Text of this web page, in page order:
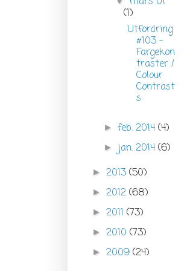
(1)
Utfordring
#103 -
Fargekon
traster /
Colour
Contrast
s
►feb. 2014(4)
► jan. 2014(6)
► 2013 (50)
► 2012 (68)
► 2011 (73)
► 2010 (73)
► 2009 (24)